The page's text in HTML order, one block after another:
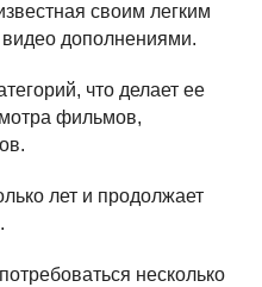
своим легким
дополнениями.
что делает ее
фильмов,
лет и продолжает
несколько